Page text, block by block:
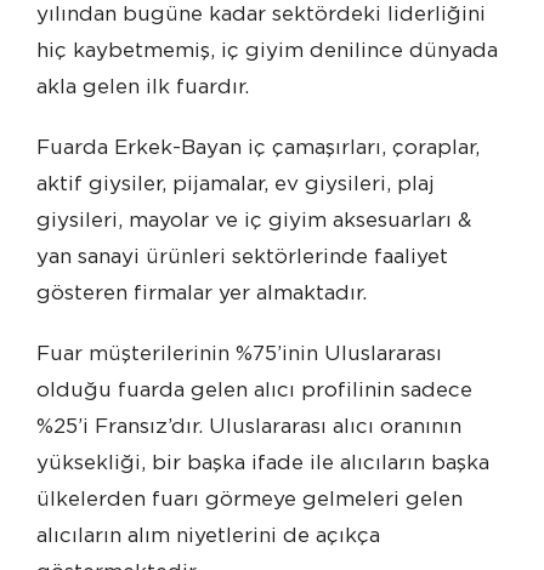
yılından bugüne kadar sektördeki liderliğini
hiç kaybetmemiş, iç giyim denilince dünyada
akla gelen ilk fuardır.
Fuarda Erkek-Bayan iç çamaşırları, çoraplar,
aktif giysiler, pijamalar, ev giysileri, plaj
giysileri, mayolar ve iç giyim aksesuarları &
yan sanayi ürünleri sektörlerinde faaliyet
gösteren firmalar yer almaktadır.
Fuar müşterilerinin %75’inin Uluslararası
olduğu fuarda gelen alıcı profilinin sadece
%25’i Fransız’dır. Uluslararası alıcı oranının
yüksekliği, bir başka ifade ile alıcıların başka
ülkelerden fuarı görmeye gelmeleri gelen
alıcıların alım niyetlerini de açıkça